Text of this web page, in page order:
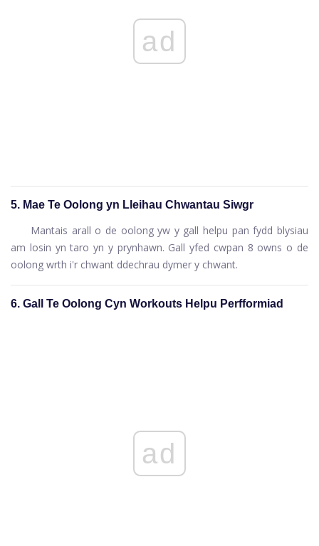
ad
5. Mae Te Oolong yn Lleihau Chwantau Siwgr
Mantais arall o de oolong yw y gall helpu pan fydd blysiau
am losin yn taro yn y prynhawn. Gall yfed cwpan 8 owns o de
oolong wrth i'r chwant ddechrau dymer y chwant.
6. Gall Te Oolong Cyn Workouts Helpu Perfformiad
ad